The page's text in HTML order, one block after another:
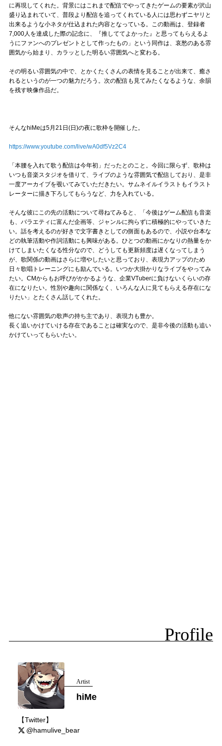
に再現してくれた。背景にはこれまで配信でやってきたゲームの要素が沢山
盛り込まれていて、普段より配信を追ってくれている人には思わずニヤリと
出来るような小ネタが仕込まれた内容となっている。この動画は、登録者
7,000人を達成した際の記念に、『推しててよかった』と思ってもらえるよ
うにファンへのプレゼントとして作ったもの」という同作は、哀愁のある雰
囲気から始まり、カラッとした明るい雰囲気へと変わる。
その明るい雰囲気の中で、とかくたくさんの表情を見ることが出来て、癒さ
れるというのが一つの魅力だろう。次の配信も見てみたくなるような、余韻
を残す映像作品だ。
そんなhiMeは5月21日(日)の夜に歌枠を開催した。
https://www.youtube.com/live/wA0df5Vz2C4
「本腰を入れて歌う配信は今年初」だったとのこと。今回に限らず、歌枠は
いつも音楽スタジオを借りて、ライブのような雰囲気で配信しており、是非
一度アーカイブを覗いてみていただきたい。サムネイルイラストもイラスト
レーターに描き下ろしてもらうなど、力を入れている。
そんな彼にこの先の活動について尋ねてみると、「今後はゲーム配信も音楽
も、バラエティに富んだ企画等、ジャンルに拘らずに積極的にやっていきた
い。話を考えるのが好きで文字書きとしての側面もあるので、小説や台本な
どの執筆活動や作詞活動にも興味がある。ひとつの動画にかなりの熱量をか
けてしまいたくなる性分なので、どうしても更新頻度は遅くなってしまう
が、歌関係の動画はさらに増やしたいと思っており、表現力アップのため
日々歌唱トレーニングにも励んでいる。いつか大掛かりなライブをやってみ
たい。CMからもお呼びがかかるような、企業VTuberに負けないくらいの存
在になりたい。性別や趣向に関係なく、いろんな人に見てもらえる存在にな
りたい」とたくさん話してくれた。
他にない雰囲気の歌声の持ち主であり、表現力も豊か。
長く追いかけていける存在であることは確実なので、是非今後の活動も追い
かけていってもらいたい。
Profile
Artist
hiMe
【Twitter】
@hamulive_bear